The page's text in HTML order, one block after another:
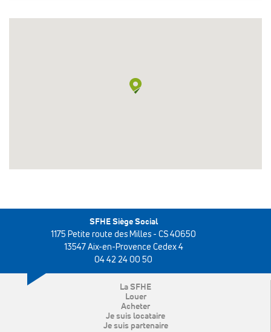
SFHE Siège Social
1175 Petite route des Milles - CS 40650
13547 Aix-en-Provence Cedex 4
04 42 24 00 50
La SFHE
Louer
Acheter
Je suis locataire
Je suis partenaire